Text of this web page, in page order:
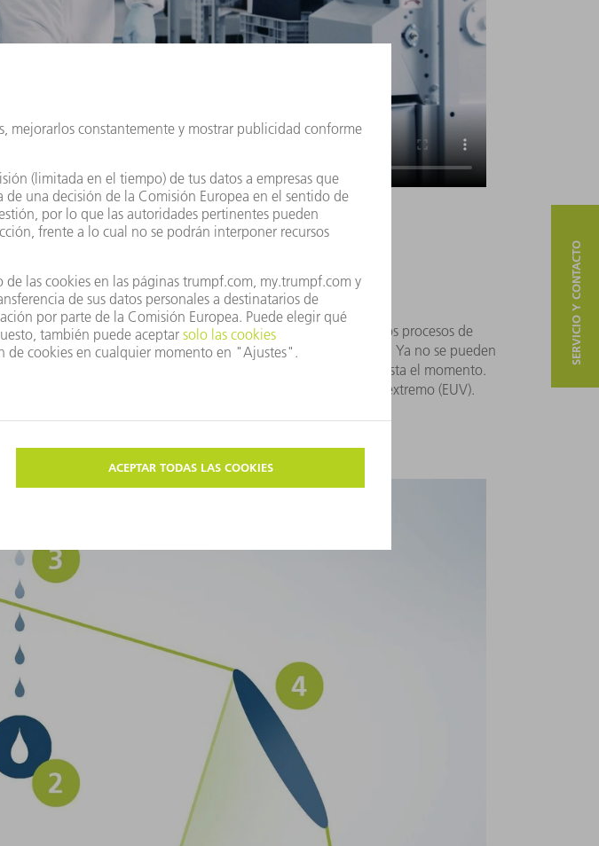
el procedimiento de la litografía EUV
escala nanométrica y solo pueden crearse mediante complejos procesos de
láser UV de láseres excímeros se ve cada vez más limitado. Ya no se pueden
con este procedimiento, que es el que se ha utilizado hasta el momento.
más cortas: radiación en el ámbito del espectro ultravioleta extremo (EUV).
SERVICIO Y CONTACTO